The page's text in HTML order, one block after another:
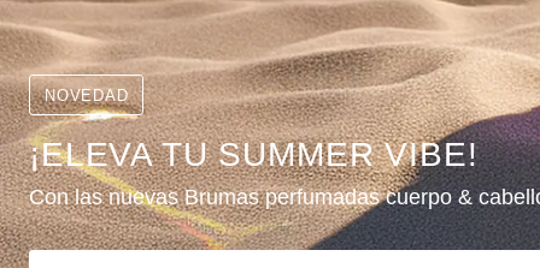
NOVEDAD
¡ELEVA TU SUMMER VIBE!
Con las nuevas Brumas perfumadas cuerpo &